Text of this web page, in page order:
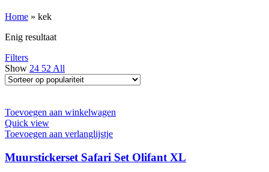
Home » kek
Enig resultaat
Filters
Show 24 52 All
Toevoegen aan winkelwagen
Quick view
Toevoegen aan verlanglijstje
Muurstickerset Safari Set Olifant XL